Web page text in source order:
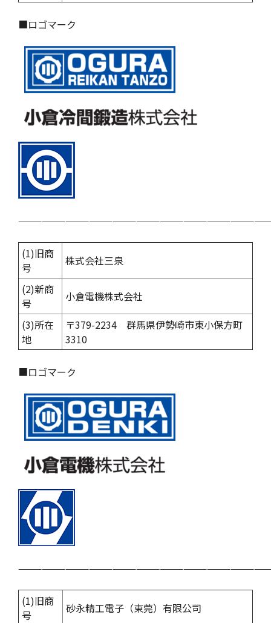
■ロゴマーク
(1)旧商
号
株式会社三泉
(2)新商
号
小倉電機株式会社
(3)所在
地
〒379-2234 群馬県伊勢崎市東小保方町
3310
■ロゴマーク
(1)旧商
号
砂永精工電子（東莞）有限公司